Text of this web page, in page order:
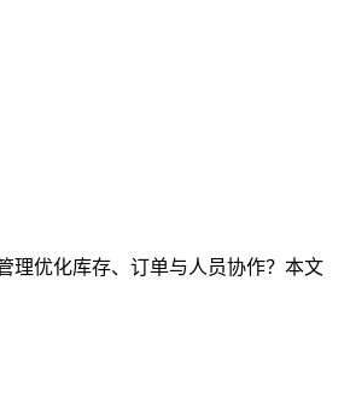
理优化库存、订单与人员协作？本文